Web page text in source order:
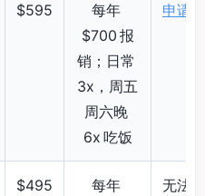
$595
每年
$700 报
销；日常
3x，周五
周六晚
6x 吃饭
申请
$495
每年
无法